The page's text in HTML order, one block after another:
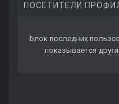
ПОСЕТИТЕЛИ
Блок последних
показывается